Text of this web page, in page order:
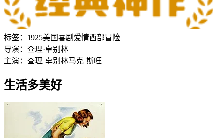
标签： 1925美国喜剧 爱情西部冒险
导演： 查理·卓别林
主演： 查理·卓别林马克·斯旺
生活多美好